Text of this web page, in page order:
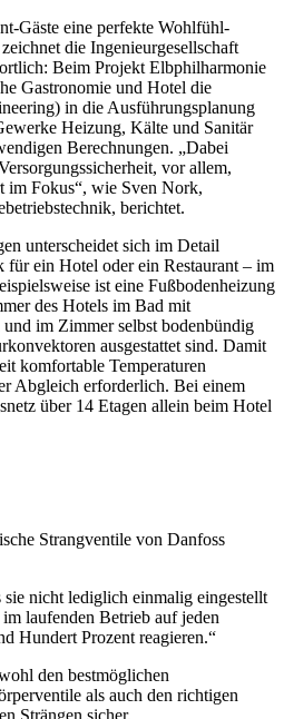
Gäste eine perfekte Wohlfühl-
die Ingenieurgesellschaft
Beim Projekt Elbphilharmonie
Gastronomie und Hotel die
in die Ausführungsplanung
Heizung, Kälte und Sanitär
Berechnungen. „Dabei
vor allem,
im Fokus“, wie Sven Nork,
berichtet.
unterscheidet sich im Detail
für ein Hotel oder ein Restaurant – im
ist eine Fußbodenheizung
des Hotels im Bad mit
im Zimmer selbst bodenbündig
ausgestattet sind. Damit
komfortable Temperaturen
Abgleich erforderlich. Bei einem
über 14 Etagen allein beim Hotel
Strangventile von Danfoss
sie nicht lediglich einmalig eingestellt
laufenden Betrieb auf jeden
Hundert Prozent reagieren.“
den bestmöglichen
als auch den richtigen
Strängen sicher.